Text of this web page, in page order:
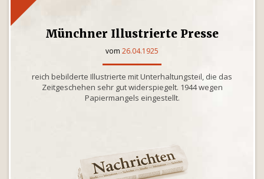
Münchner Illustrierte Presse
vom 26.04.1925
reich bebilderte Illustrierte mit Unterhaltungsteil, die das
Zeitgeschehen sehr gut widerspiegelt. 1944 wegen
Papiermangels eingestellt.